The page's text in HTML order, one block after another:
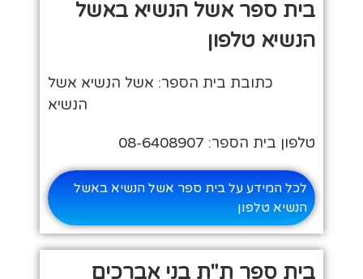
בית ספר אשל הנשיא באשל
הנשיא טלפון
כתובת בית הספר: אשל הנשיא אשל
הנשיא
טלפון בית הספר: 08-6408907
לכל המידע על בית ספר אשל הנשיא באשל
הנשיא טלפון
בית ספר ת"ת בני אברכים